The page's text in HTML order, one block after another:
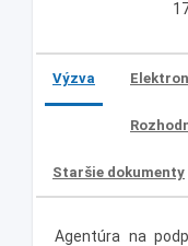
Výzva
Staršie dokumenty
Agentúra na